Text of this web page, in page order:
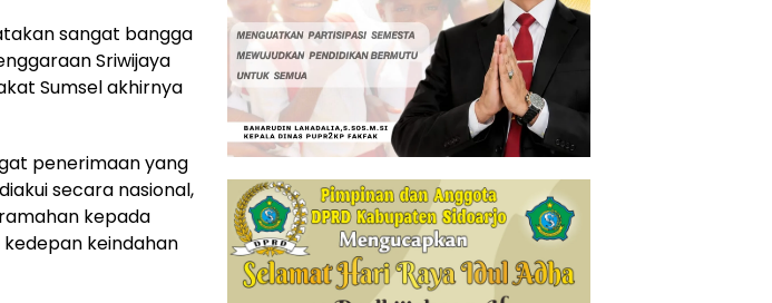
sangat bangga
Sriwijaya
Sumsel akhirnya
penerimaan yang
secara nasional,
kepada
keindahan